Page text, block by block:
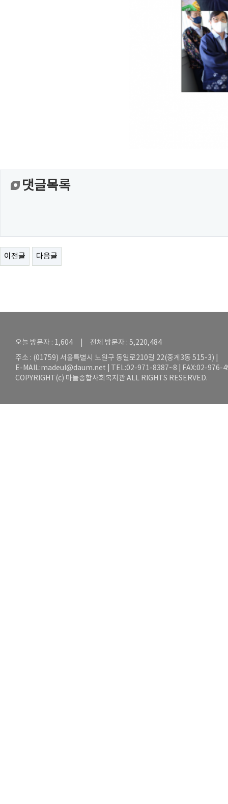
댓글목록
이전글 다음글
오늘 방문자 : 1,604 | 전체 방문자 : 5,220,484
주소 : (01759) 서울특별시 노원구 동일로210길 22(중계3동 515-3) |
E-MAIL:madeul@daum.net | TEL:02-971-8387~8 | FAX:02-976-
COPYRIGHT(c) 마들종합사회복지관 ALL RIGHTS RESERVED.